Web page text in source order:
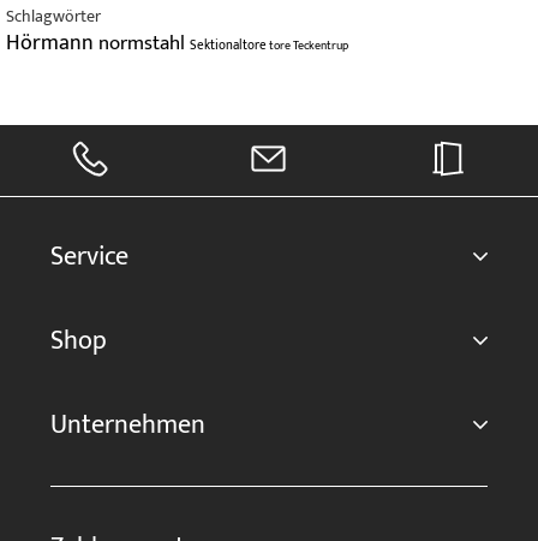
Schlagwörter
Hörmann normstahl SektionaltoretoreTeckentrup
Service
Shop
Unternehmen